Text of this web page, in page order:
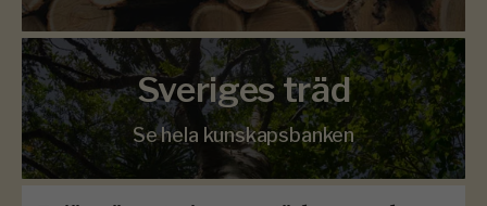
Sveriges träd
Se hela kunskapsbanken